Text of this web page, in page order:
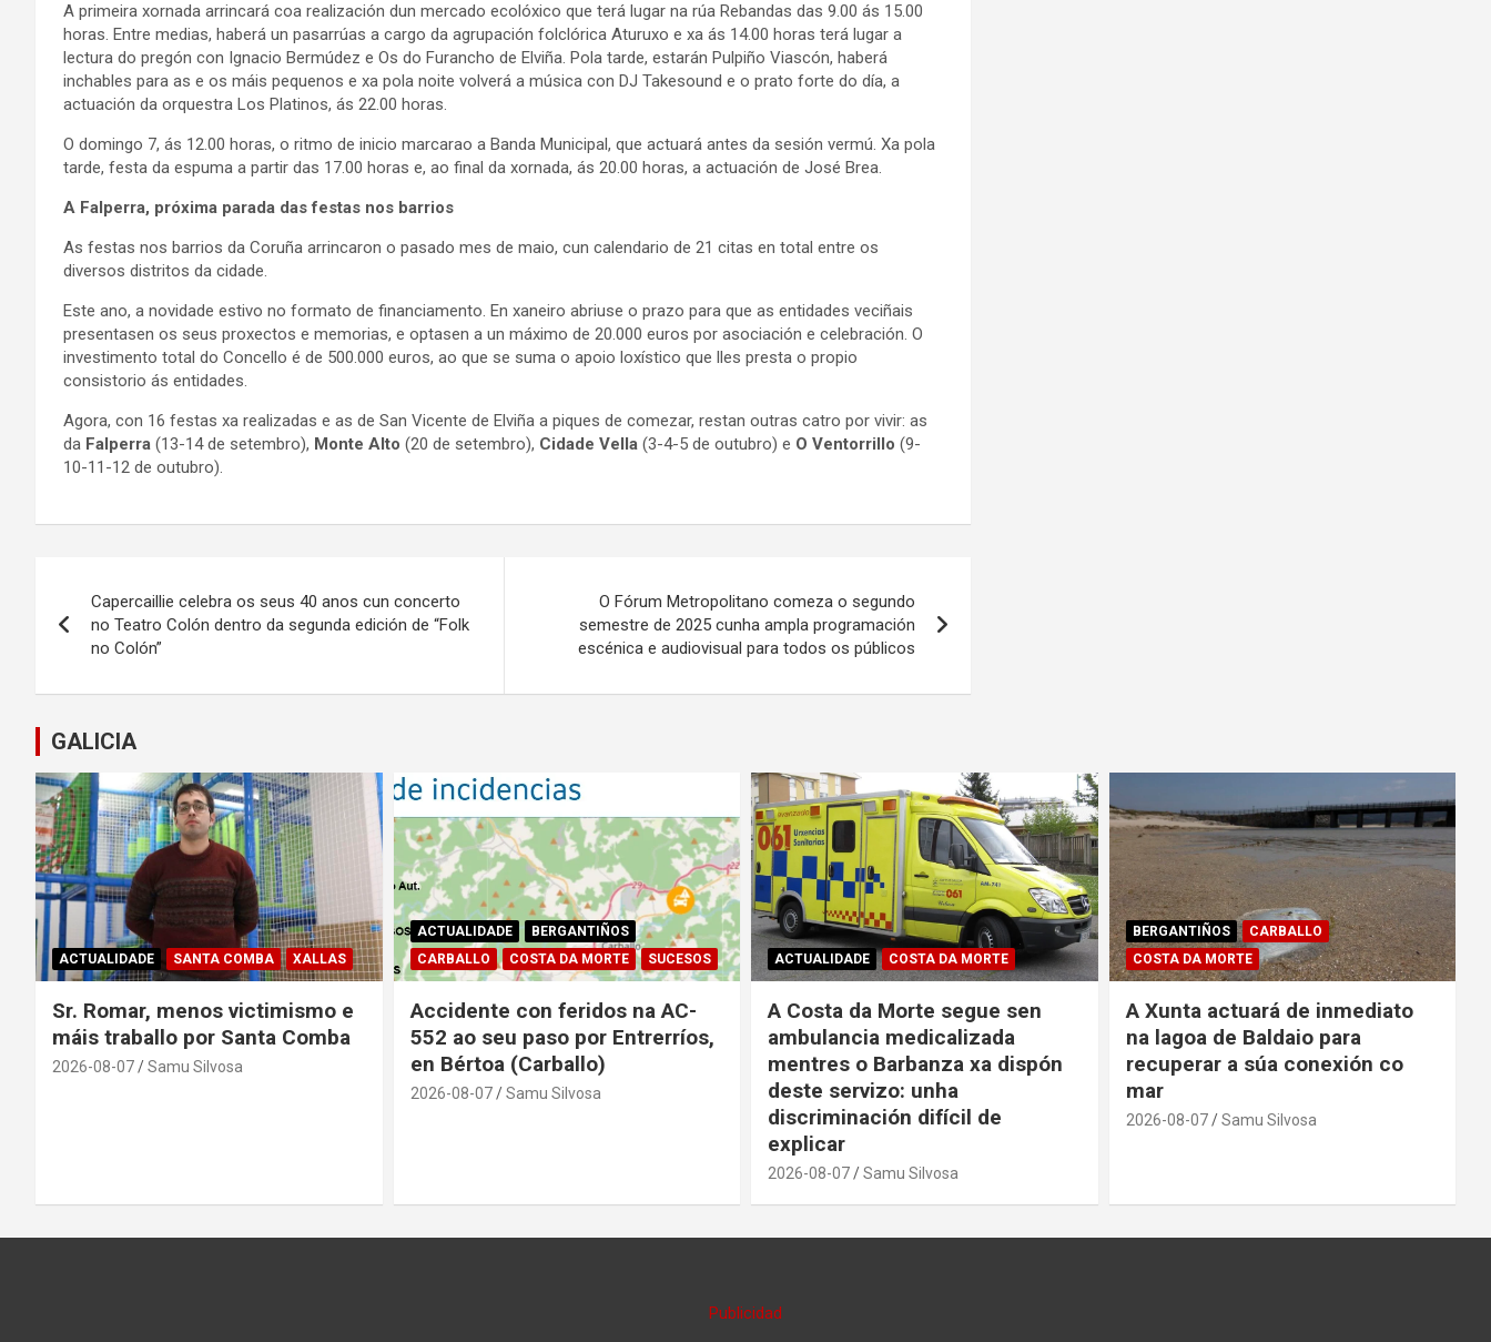
A primeira xornada arrincará coa realización dun mercado ecolóxico que terá lugar na rúa Rebandas das 9.00 ás 15.00
horas. Entre medias, haberá un pasarrúas a cargo da agrupación folclórica Aturuxo e xa ás 14.00 horas terá lugar a
lectura do pregón con Ignacio Bermúdez e Os do Furancho de Elviña. Pola tarde, estarán Pulpiño Viascón, haberá
inchables para as e os máis pequenos e xa pola noite volverá a música con DJ Takesound e o prato forte do día, a
actuación da orquestra Los Platinos, ás 22.00 horas.
O domingo 7, ás 12.00 horas, o ritmo de inicio marcarao a Banda Municipal, que actuará antes da sesión vermú. Xa pola
tarde, festa da espuma a partir das 17.00 horas e, ao final da xornada, ás 20.00 horas, a actuación de José Brea.
A Falperra, próxima parada das festas nos barrios
As festas nos barrios da Coruña arrincaron o pasado mes de maio, cun calendario de 21 citas en total entre os
diversos distritos da cidade.
Este ano, a novidade estivo no formato de financiamento. En xaneiro abriuse o prazo para que as entidades veciñais
presentasen os seus proxectos e memorias, e optasen a un máximo de 20.000 euros por asociación e celebración. O
investimento total do Concello é de 500.000 euros, ao que se suma o apoio loxístico que lles presta o propio
consistorio ás entidades.
Agora, con 16 festas xa realizadas e as de San Vicente de Elviña a piques de comezar, restan outras catro por vivir: as
da Falperra (13-14 de setembro), Monte Alto (20 de setembro), Cidade Vella (3-4-5 de outubro) e O Ventorrillo (9-
10-11-12 de outubro).
de
Capercaillie celebra os seus 40 anos cun concerto
no Teatro Colón dentro da segunda edición de “Folk
no Colón”
O Fórum Metropolitano comeza o segundo
semestre de 2025 cunha ampla programación
escénica e audiovisual para todos os públicos
GALICIA
ACTUALIDADE SANTA COMBA XALLAS
Sr. Romar, menos victimismo e
máis traballo por Santa Comba
2026-08-07 Samu Silvosa
ACTUALIDADE
BERGANTIÑOS
CARBALLO
COSTA DA MORTE SUCESOS
Accidente con feridos na AC-
552 ao seu paso por Entrerríos,
en Bértoa (Carballo)
2026-08-07 Samu Silvosa
ACTUALIDADE COSTA DA MORTE
A Costa da Morte segue sen
ambulancia medicalizada
mentres o Barbanza xa dispón
deste servizo: unha
discriminación difícil de
explicar
2026-08-07 Samu Silvosa
BERGANTIÑOS
CARBALLO
COSTA DA MORTE
A Xunta actuará de inmediato
na lagoa de Baldaio para
recuperar a súa conexión co
mar
2026-08-07 Samu Silvosa
Publicidad